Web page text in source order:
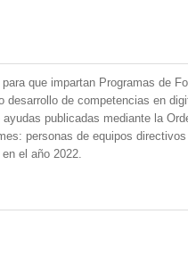
que impartan Programas de
de competencias en
publicadas mediante la
personas de equipos
el año 2022.